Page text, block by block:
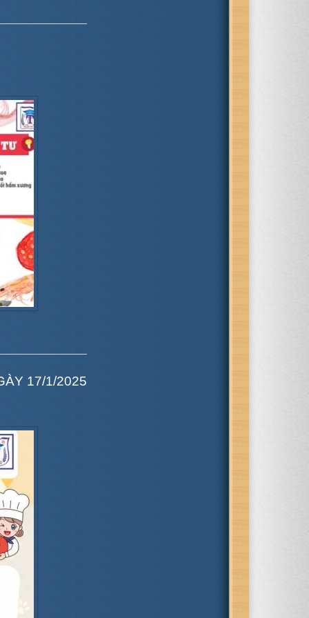
17/1/2025